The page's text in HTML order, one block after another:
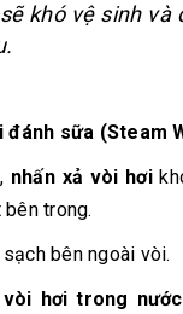
khó vệ sinh và
đánh sữa (Steam
nhấn xả vòi hơi
trong.
bên ngoài vòi.
vòi hơi trong